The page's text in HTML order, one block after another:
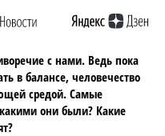
с нами. Ведь пока
в балансе, человечество
средой. Самые
они были? Какие